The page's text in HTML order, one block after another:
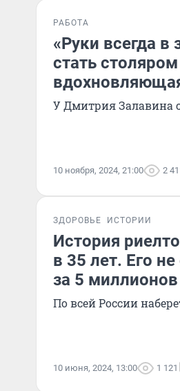
РАБОТА
«Руки всегда в
стать
У Дмитрия Залавина
10 ноября, 2024, 21:00 2
ЗДОРОВЬЕ ИСТОРИИ
История
в 35 лет. Его
за 5 миллионов
По всей России
10 июня, 2024, 13:00 1 121